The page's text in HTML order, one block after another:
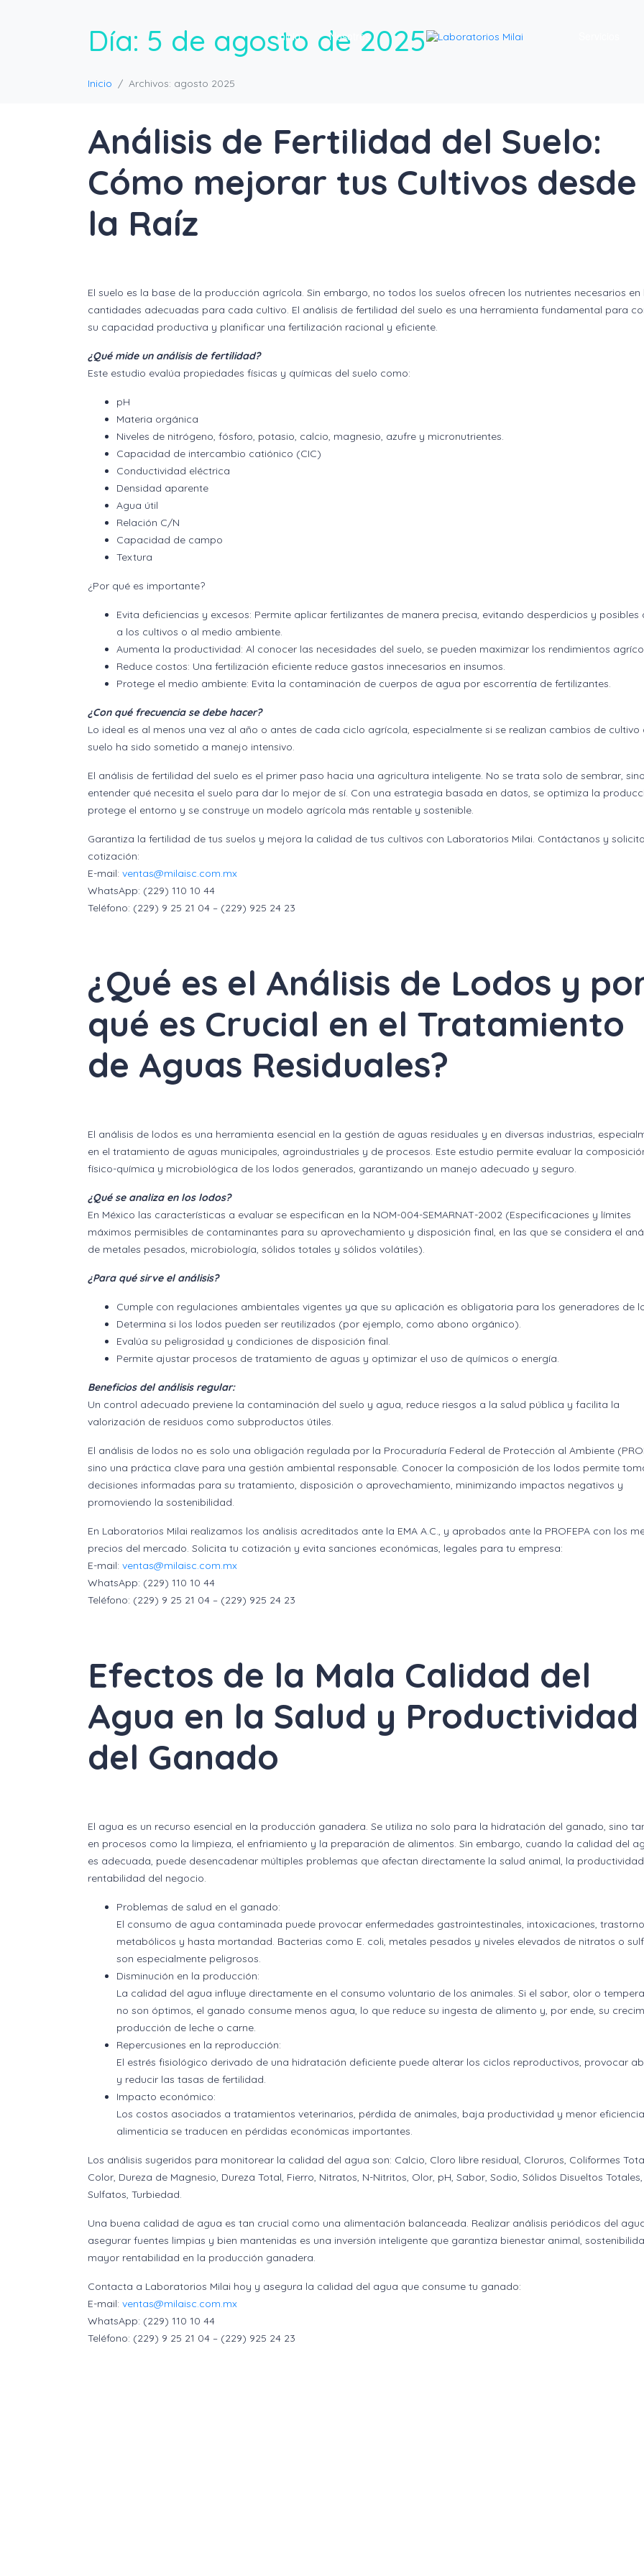
Inicio Nosotros
Día: 5 de agosto de 2025
Inicio Archivos: agosto 2025
Análisis de Fertilidad del Suelo:
Cómo mejorar tus Cultivos desde
la Raíz
El suelo es la base de la producción agrícola. Sin embargo, no todos los suelos ofrecen los nutrientes necesarios en
cantidades adecuadas para cada cultivo. El análisis de fertilidad del suelo es una herramienta fundamental para
su capacidad productiva y planificar una fertilización racional y eficiente.
¿Qué mide un análisis de fertilidad?
Este estudio evalúa propiedades físicas y químicas del suelo como:
pH
Materia orgánica
Niveles de nitrógeno, fósforo, potasio, calcio, magnesio, azufre y micronutrientes.
Capacidad de intercambio catiónico (CIC)
Conductividad eléctrica
Densidad aparente
Agua útil
Relación C/N
Capacidad de campo
Textura
¿Por qué es importante?
Evita deficiencias y excesos: Permite aplicar fertilizantes de manera precisa, evitando desperdicios y posibles
a los cultivos o al medio ambiente.
Aumenta la productividad: Al conocer las necesidades del suelo, se pueden maximizar los rendimientos
Reduce costos: Una fertilización eficiente reduce gastos innecesarios en insumos.
Protege el medio ambiente: Evita la contaminación de cuerpos de agua por escorrentía de fertilizantes.
¿Con qué frecuencia se debe hacer?
Lo ideal es al menos una vez al año o antes de cada ciclo agrícola, especialmente si se realizan cambios de cultivo
suelo ha sido sometido a manejo intensivo.
El análisis de fertilidad del suelo es el primer paso hacia una agricultura inteligente. No se trata solo de sembrar,
entender qué necesita el suelo para dar lo mejor de sí. Con una estrategia basada en datos, se optimiza la
protege el entorno y se construye un modelo agrícola más rentable y sostenible.
Garantiza la fertilidad de tus suelos y mejora la calidad de tus cultivos con Laboratorios Milai. Contáctanos y
cotización:
E-mail: ventas@milaisc.com.mx
WhatsApp: (229) 110 10 44
Teléfono: (229) 9 25 21 04 – (229) 925 24 23
¿Qué es el Análisis de Lodos y
qué es Crucial en el Tratamiento
de Aguas Residuales?
El análisis de lodos es una herramienta esencial en la gestión de aguas residuales y en diversas industrias,
en el tratamiento de aguas municipales, agroindustriales y de procesos. Este estudio permite evaluar la
físico-química y microbiológica de los lodos generados, garantizando un manejo adecuado y seguro.
¿Qué se analiza en los lodos?
En México las características a evaluar se especifican en la NOM-004-SEMARNAT-2002 (Especificaciones y límites
máximos permisibles de contaminantes para su aprovechamiento y disposición final, en las que se considera el
de metales pesados, microbiología, sólidos totales y sólidos volátiles).
¿Para qué sirve el análisis?
Cumple con regulaciones ambientales vigentes ya que su aplicación es obligatoria para los generadores de
Determina si los lodos pueden ser reutilizados (por ejemplo, como abono orgánico).
Evalúa su peligrosidad y condiciones de disposición final.
Permite ajustar procesos de tratamiento de aguas y optimizar el uso de químicos o energía.
Beneficios del análisis regular:
Un control adecuado previene la contaminación del suelo y agua, reduce riesgos a la salud pública y facilita la
valorización de residuos como subproductos útiles.
El análisis de lodos no es solo una obligación regulada por la Procuraduría Federal de Protección al Ambiente
sino una práctica clave para una gestión ambiental responsable. Conocer la composición de los lodos permite
decisiones informadas para su tratamiento, disposición o aprovechamiento, minimizando impactos negativos y
promoviendo la sostenibilidad.
En Laboratorios Milai realizamos los análisis acreditados ante la EMA A.C., y aprobados ante la PROFEPA con los
precios del mercado. Solicita tu cotización y evita sanciones económicas, legales para tu empresa:
E-mail: ventas@milaisc.com.mx
WhatsApp: (229) 110 10 44
Teléfono: (229) 9 25 21 04 – (229) 925 24 23
Efectos de la Mala Calidad del
Agua en la Salud y Productividad
del Ganado
El agua es un recurso esencial en la producción ganadera. Se utiliza no solo para la hidratación del ganado, sino
en procesos como la limpieza, el enfriamiento y la preparación de alimentos. Sin embargo, cuando la calidad del
es adecuada, puede desencadenar múltiples problemas que afectan directamente la salud animal, la
rentabilidad del negocio.
Problemas de salud en el ganado:
El consumo de agua contaminada puede provocar enfermedades gastrointestinales, intoxicaciones,
metabólicos y hasta mortandad. Bacterias como E. coli, metales pesados y niveles elevados de nitratos o
son especialmente peligrosos.
Disminución en la producción:
La calidad del agua influye directamente en el consumo voluntario de los animales. Si el sabor, olor o
no son óptimos, el ganado consume menos agua, lo que reduce su ingesta de alimento y, por ende, su
producción de leche o carne.
Repercusiones en la reproducción:
El estrés fisiológico derivado de una hidratación deficiente puede alterar los ciclos reproductivos, provocar
y reducir las tasas de fertilidad.
Impacto económico:
Los costos asociados a tratamientos veterinarios, pérdida de animales, baja productividad y menor eficiencia
alimenticia se traducen en pérdidas económicas importantes.
Los análisis sugeridos para monitorear la calidad del agua son: Calcio, Cloro libre residual, Cloruros, Coliformes
Color, Dureza de Magnesio, Dureza Total, Fierro, Nitratos, N-Nitritos, Olor, pH, Sabor, Sodio, Sólidos Disueltos Totales,
Sulfatos, Turbiedad.
Una buena calidad de agua es tan crucial como una alimentación balanceada. Realizar análisis periódicos del
asegurar fuentes limpias y bien mantenidas es una inversión inteligente que garantiza bienestar animal,
mayor rentabilidad en la producción ganadera.
Contacta a Laboratorios Milai hoy y asegura la calidad del agua que consume tu ganado:
E-mail: ventas@milaisc.com.mx
WhatsApp: (229) 110 10 44
Teléfono: (229) 9 25 21 04 – (229) 925 24 23